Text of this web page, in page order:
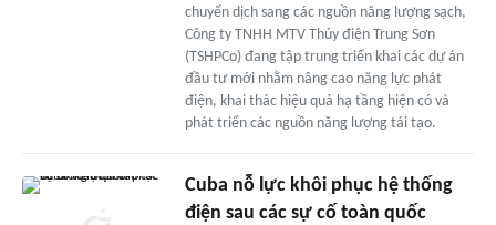
chuyển dịch sang các nguồn năng lượng sạch,
Công ty TNHH MTV Thủy điện Trung Sơn
(TSHPCo) đang tập trung triển khai các dự án
đầu tư mới nhằm nâng cao năng lực phát
điện, khai thác hiệu quả hạ tầng hiện có và
phát triển các nguồn năng lượng tái tạo.
Cuba nỗ lực khôi phục hệ thống
điện sau các sự cố toàn quốc